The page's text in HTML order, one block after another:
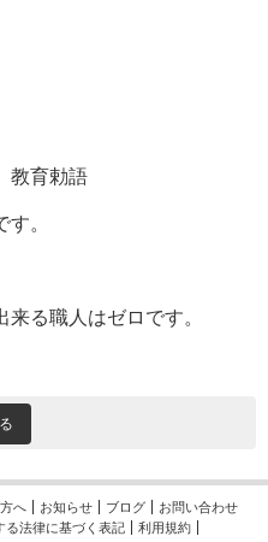
育勅語
。
る職人はゼロです。
へ お知らせ ブログ
お問い合わせ
る法律に基づく表記 利用規約